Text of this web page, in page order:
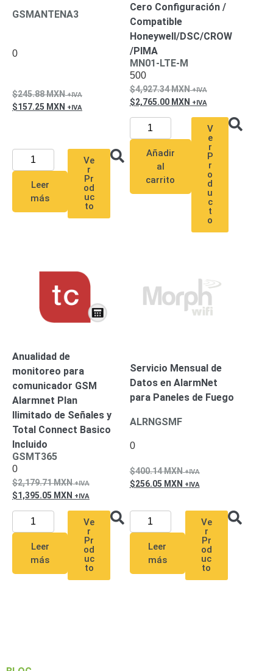
MóvilesDash
Intercomunicadores
AnalógicosVideoporteros
IP
GSMANTENA3
0
245.88MXN
157.25 MXN
Leer
más
Ve
r
Pr
od
uc
to
Cero Configuración /
Compatible
Honeywell/DSC/CROW
/PIMA
MN01-LTE-M
500
4,927.34MXN
2,765.00 MXN
Añadir
al
carrito
V
e
r
P
r
o
d
u
c
t
o
Anualidad de
monitoreo para
comunicador GSM
Alarmnet Plan
Ilimitado de Señales y
Total Connect Basico
Incluido
GSMT365
0
2,179.71MXN
1,395.05 MXN
Leer
más
Ve
r
Pr
od
uc
to
Servicio Mensual de
Datos en AlarmNet
para Paneles de Fuego
ALRNGSMF
0
400.14MXN
256.05 MXN
Leer
más
Ve
r
Pr
od
uc
to